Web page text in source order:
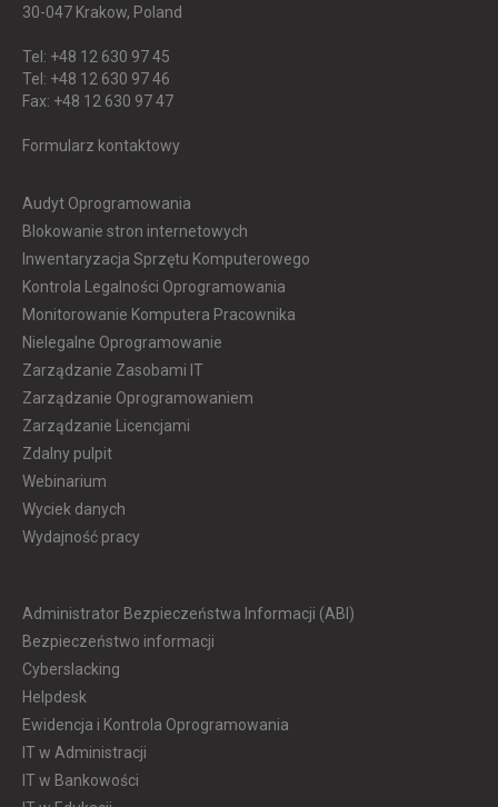
30-047 Krakow, Poland
Tel: +48 12 630 97 45
Tel: +48 12 630 97 46
Fax: +48 12 630 97 47
Formularz kontaktowy
Audyt Oprogramowania
Blokowanie stron internetowych
Inwentaryzacja Sprzętu Komputerowego
Kontrola Legalności Oprogramowania
Monitorowanie Komputera Pracownika
Nielegalne Oprogramowanie
Zarządzanie Zasobami IT
Zarządzanie Oprogramowaniem
Zarządzanie Licencjami
Zdalny pulpit
Webinarium
Wyciek danych
Wydajność pracy
Administrator Bezpieczeństwa Informacji (ABI)
Bezpieczeństwo informacji
Cyberslacking
Helpdesk
Ewidencja i Kontrola Oprogramowania
IT w Administracji
IT w Bankowości